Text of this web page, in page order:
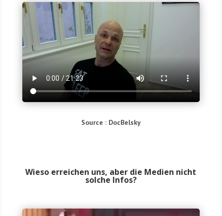
Source : Doc­Bel­sky
Wieso erreichen uns, aber die Medien nicht
solche Infos?